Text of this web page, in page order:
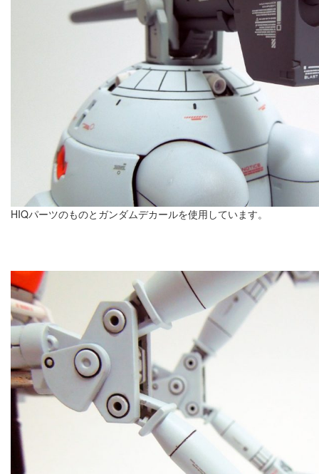
HIQパーツのものとガンダムデカールを使用しています。